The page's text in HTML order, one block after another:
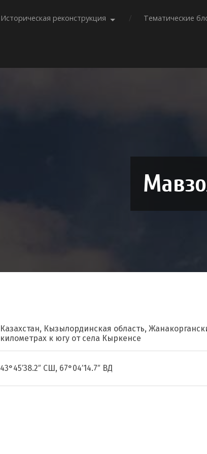
Историческая реконструкция Тематические
Казахстан, Кызылординская область,
километрах к югу от села Кыркенсе
43°45′38.2″ СШ, 67°04′14.7″ ВД